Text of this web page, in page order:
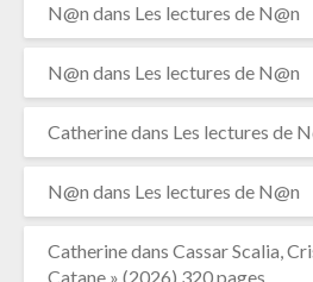
N@n dans Les lectures de N@n
N@n dans Les lectures de N@n
Catherinedans Les lectures de
N@n dans Les lectures de N@n
Catherinedans Cassar Scalia,
Catane » (2026) 320 pages